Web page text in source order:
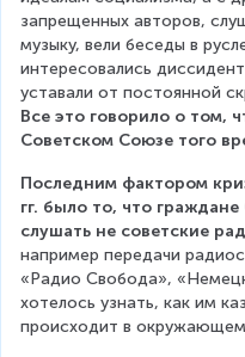
запрещенных авторов,
музыку, вели беседы в
интересовались
уставали от постоянной
Все это говорило о том,
Советском Союзе того
Последним фактором
гг. было то, что
слушать не советские
например передачи
«Радио Свобода»,
хотелось узнать, как им
происходит в